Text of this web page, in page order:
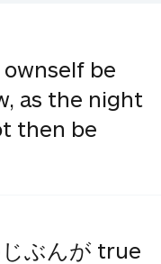
be
as the night
then be
ぶんが true